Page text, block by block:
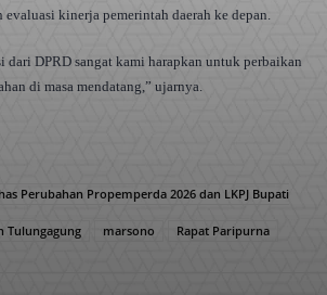
evaluasi kinerja pemerintah daerah ke depan.
dari DPRD sangat kami harapkan untuk perbaikan
di masa mendatang,” ujarnya.
Perubahan Propemperda 2026 dan LKPJ Bupati
Tulungagung
marsono Rapat Paripurna